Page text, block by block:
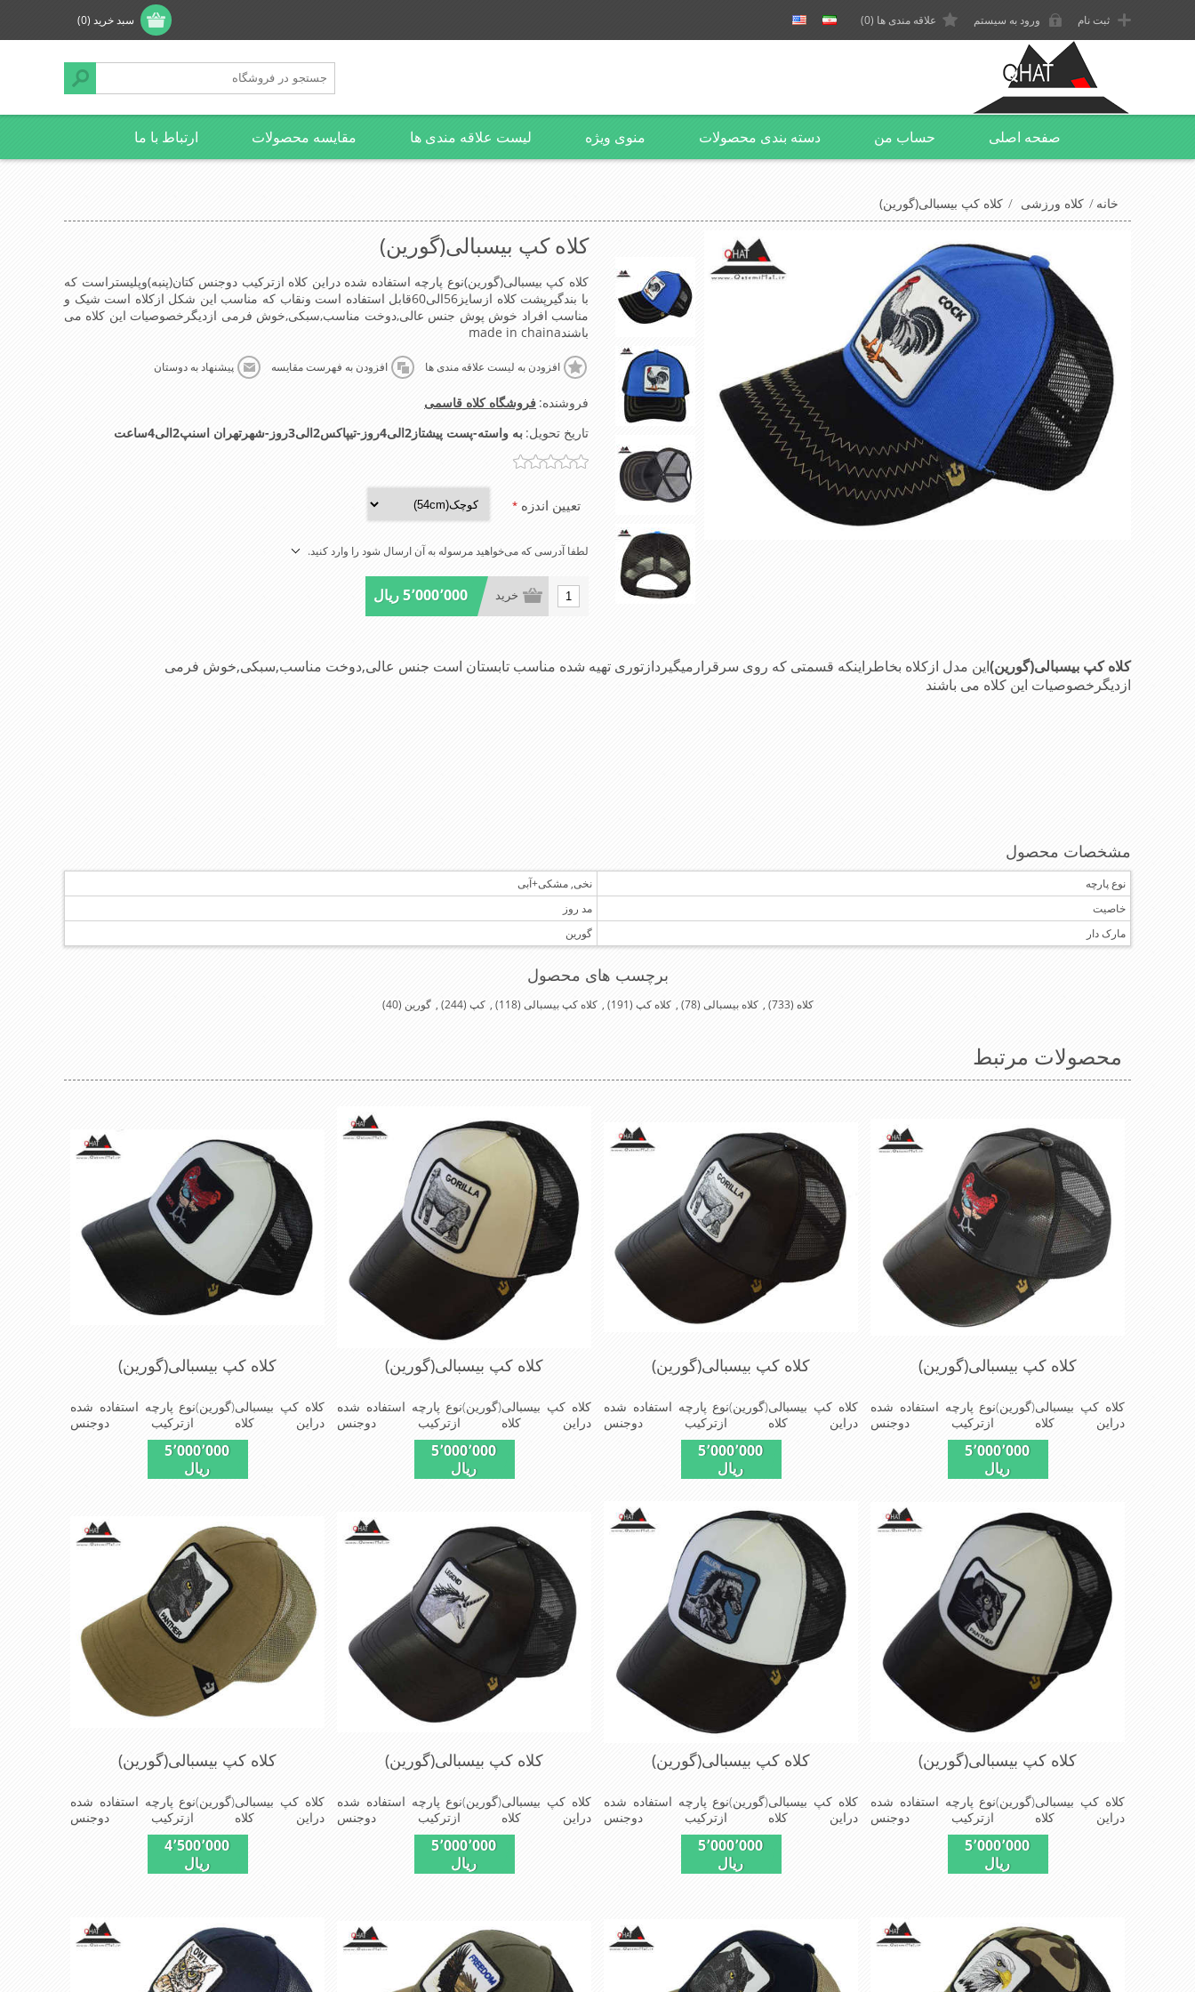
سبد خرید (0) ثبت نام ورود به سیستم علاقه مندی ها (0)
صفحه اصلی حساب من دسته بندی محصولات منوی ویژه لیست علاقه مندی ها مقایسه محصولات ارتباط با ما
خانه / کلاه ورزشی / کلاه کپ بیسبالی(گورین)
کلاه کپ بیسبالی(گورین)
کلاه کپ بیسبالی(گورین)نوع پارچه استفاده شده دراین کلاه ازترکیب دوجنس کتان(پنبه)وپلیستراست که
با بندگیرپشت کلاه ازسایز56الی60قابل استفاده است ونقاب که مناسب این شکل ازکلاه است شیک و
مناسب افراد خوش پوش جنس عالی,دوخت مناسب,سبکی,خوش فرمی ازدیگرخصوصیات این کلاه می
باشندmade in chaina
افزودن به لیست علاقه مندی ها افزودن به فهرست مقایسه پیشنهاد به دوستان
فروشنده: فروشگاه کلاه قاسمی
تاریخ تحویل: به واسته-پست پیشتاز2الی4روز-تیپاکس2الی3روز-شهرتهران اسنپ2الی4ساعت
تعیین اندزه *
لطفا آدرسی که می‌خواهید مرسوله به آن ارسال شود را وارد کنید.
خرید 5٬000٬000 ریال
کلاه کپ بیسبالی(گورین)این مدل ازکلاه بخاطراینکه قسمتی که روی سرقرارمیگیردازتوری تهیه شده مناسب تابستان است جنس عالی,دوخت مناسب,سبکی,خوش فرمی
ازدیگرخصوصیات این کلاه می باشند
مشخصات محصول
نوع پارچه
نخی, مشکی+آبی
خاصیت
مد روز
مارک دار
گورین
برچسب های محصول
کلاه (733)
, کلاه بیسبالی (78)
, کلاه کپ (191)
, کلاه کپ بیسبالی (118)
, کپ (244)
, گورین (40)
محصولات مرتبط
کلاه کپ بیسبالی(گورین)
کلاه کپ بیسبالی(گورین)نوع پارچه استفاده شده
دراین کلاه ازترکیب دوجنس
چرم(مصنویی)وپلیستراست که با بندگیرپشت کلاه
ازسایز56الی60قابل استفاده است ونقاب که
مناسب این شکل ازکلاه است شیک و مناسب
کلاه می باشندmade in chaina
5٬000٬000
ریال
کلاه کپ بیسبالی(گورین)
کلاه کپ بیسبالی(گورین)نوع پارچه استفاده شده
دراین کلاه ازترکیب دوجنس
چرم(مصنویی)وپلیستراست که با بندگیرپشت کلاه
ازسایز56الی60قابل استفاده است ونقاب که
مناسب این شکل ازکلاه است شیک و مناسب
کلاه می باشندmade in chaina
5٬000٬000
ریال
کلاه کپ بیسبالی(گورین)
کلاه کپ بیسبالی(گورین)نوع پارچه استفاده شده
دراین کلاه ازترکیب دوجنس
چرم(مصنویی)وپلیستراست که با بندگیرپشت کلاه
ازسایز56الی60قابل استفاده است ونقاب که
مناسب این شکل ازکلاه است شیک و مناسب
5٬000٬000
ریال
کلاه کپ بیسبالی(گورین)
کلاه کپ بیسبالی(گورین)نوع پارچه استفاده شده
دراین کلاه ازترکیب دوجنس
چرم(مصنویی)وپلیستراست که با بندگیرپشت کلاه
ازسایز56الی60قابل استفاده است ونقاب که
مناسب این شکل ازکلاه است شیک و مناسب
5٬000٬000
ریال
کلاه کپ بیسبالی(گورین)
کلاه کپ بیسبالی(گورین)نوع پارچه استفاده شده
دراین کلاه ازترکیب دوجنس
چرم(مصنویی)وپلیستراست که با بندگیرپشت کلاه
ازسایز56الی60قابل استفاده است ونقاب که
مناسب این شکل ازکلاه است شیک و مناسب
5٬000٬000
ریال
کلاه کپ بیسبالی(گورین)
کلاه کپ بیسبالی(گورین)نوع پارچه استفاده شده
دراین کلاه ازترکیب دوجنس
چرم(مصنویی)وپلیستراست که با بندگیرپشت کلاه
ازسایز56الی60قابل استفاده است ونقاب که
مناسب این شکل ازکلاه است شیک و مناسب
5٬000٬000
ریال
کلاه کپ بیسبالی(گورین)
کلاه کپ بیسبالی(گورین)نوع پارچه استفاده شده
دراین کلاه ازترکیب دوجنس
چرم(مصنویی)وپلیستراست که با بندگیرپشت کلاه
ازسایز56الی60قابل استفاده است ونقاب که
مناسب این شکل ازکلاه است شیک و مناسب
5٬000٬000
ریال
کلاه کپ بیسبالی(گورین)
کلاه کپ بیسبالی(گورین)نوع پارچه استفاده شده
دراین کلاه ازترکیب دوجنس
کتان(پنبه)وپلیستراست که با بندگیرپشت کلاه
ازسایز56الی60قابل استفاده است ونقاب که
مناسب این شکل ازکلاه است شیک و مناسب
4٬500٬000
ریال